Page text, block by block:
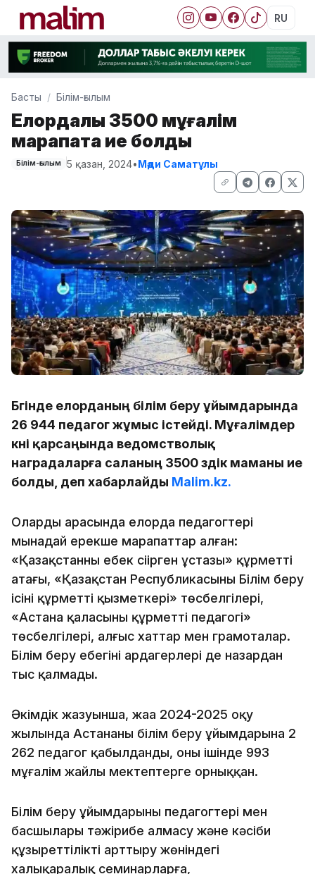
RU
Басты Білім-ғылым
Елордалық 3500 мұғалім
марапатқа ие болды
Білім-ғылым 5 қазан, 2024•Мәди Саматұлы
Бүгінде елорданың білім беру ұйымдарында
26 944 педагог жұмыс істейді. Мұғалімдер
күні қарсаңында ведомстволық
наградаларға саланың 3500 үздік маманы ие
болды, деп хабарлайды Malim.kz.
Олардың арасында елорда педагогтері
мынадай ерекше марапаттар алған:
«Қазақстанның еңбек сіңірген ұстазы» құрметті
атағы, «Қазақстан Республикасының Білім беру
ісінің құрметті қызметкері» төсбелгілері,
«Астана қаласының құрметті педагогі»
төсбелгілері, алғыс хаттар мен грамоталар.
Білім беру еңбегінің ардагерлері де назардан
тыс қалмады.
Әкімдік жазуынша, жаңа 2024-2025 оқу
жылында Астананың білім беру ұйымдарына 2
262 педагог қабылданды, оның ішінде 993
мұғалім жайлы мектептерге орныққан.
Білім беру ұйымдарының педагогтері мен
басшылары тәжірибе алмасу және кәсіби
құзыреттілікті арттыру жөніндегі
халықаралық семинарларға,